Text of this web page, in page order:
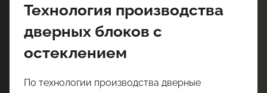
Технология производства
дверных блоков с
остеклением
По технологии производства дверные